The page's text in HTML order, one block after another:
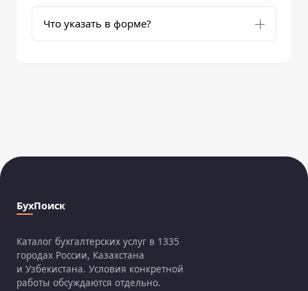
Что указать в форме?
БухПоиск
Каталог бухгалтерских услуг в 1335
городах России, Казахстана
и Узбекистана. Условия конкретной
работы обсуждаются отдельно.